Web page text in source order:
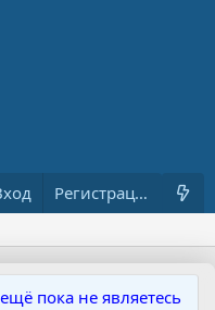
Что нового?
Регистрация
пока не являетесь